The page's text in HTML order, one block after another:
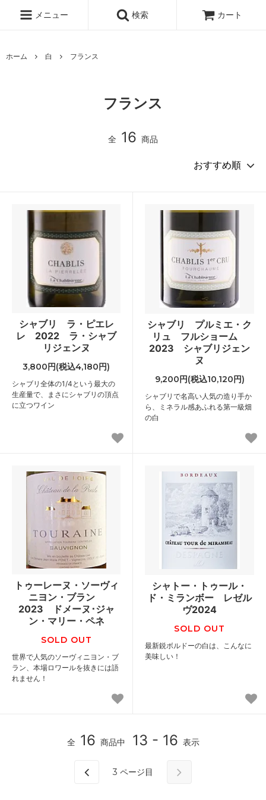
メニュー 検索 カート
ホーム 白 フランス
フランス
全 16 商品
シャブリ ラ・ピエレ
レ 2022 ラ・シャブ
リジェンヌ
3,800円(税込4,180円)
シャブリ全体の1/4という最大の
生産量で、まさにシャブリの頂点
に立つワイン
シャブリ プルミエ・ク
リュ フルショーム
2023 シャブリジェン
ヌ
9,200円(税込10,120円)
シャブリで名高い人気の造り手か
ら、ミネラル感あふれる第一級畑
の白
トゥーレーヌ・ソーヴィ
ニヨン・ブラン
2023 ドメーヌ･ジャ
ン・マリー・ペネ
SOLD OUT
世界で人気のソーヴィニヨン・ブ
ラン、本場ロワールを抜きには語
れません！
シャトー・トゥール・
ド・ミランボー レゼル
ヴ2024
SOLD OUT
最新鋭ボルドーの白は、こんなに
美味しい！
全 16 商品中 13 - 16 表示
3 ページ目